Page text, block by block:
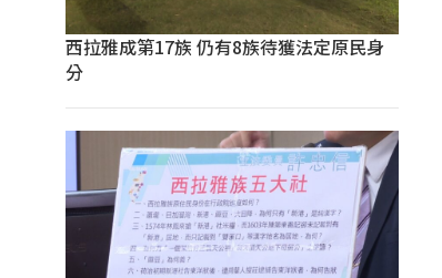
西拉雅成第17族 仍有8族待獲法定原民身
分